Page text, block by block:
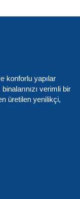
konforlu yapılar
verimli bir
üretilen yenilikçi,